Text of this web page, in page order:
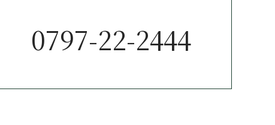
0797-22-2444